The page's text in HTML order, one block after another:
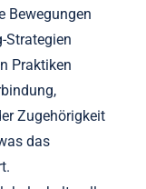
Bewegungen
Strategien
Praktiken
Zugehörigkeit
das